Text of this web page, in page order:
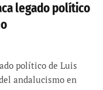
legado político
político de Luis
andalucismo en